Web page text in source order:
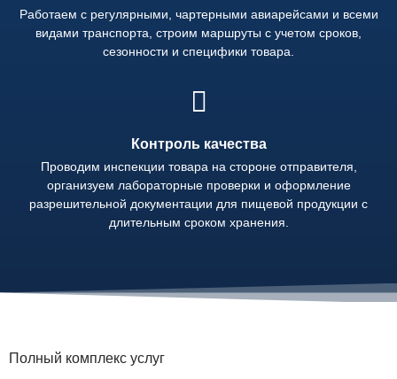
Работаем с регулярными, чартерными авиарейсами и всеми
видами транспорта, строим маршруты с учетом сроков,
сезонности и специфики товара.
Контроль качества
Проводим инспекции товара на стороне отправителя,
организуем лабораторные проверки и оформление
разрешительной документации для пищевой продукции с
длительным сроком хранения.
Полный комплекс услуг